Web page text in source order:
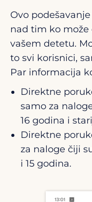
Ovo
nad tim ko
vašem detetu.
to svi korisnici,
Par informacija
Direktne
samo za
16 godina i
Direktne
za naloge čiji
i 15 godina.